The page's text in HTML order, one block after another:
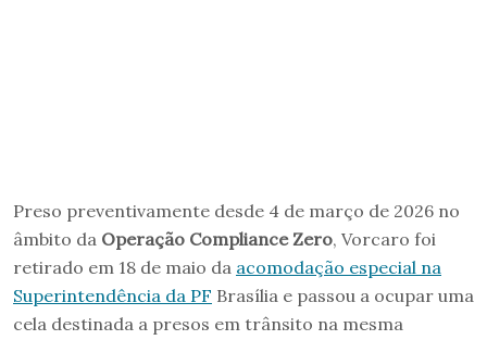
Preso preventivamente desde 4 de março de 2026 no
âmbito da Operação Compliance Zero, Vorcaro foi
retirado em 18 de maio da acomodação especial na
Superintendência da PF Brasília e passou a ocupar uma
cela destinada a presos em trânsito na mesma